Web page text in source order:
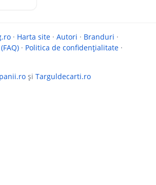
· Harta site · Autori · Branduri ·
· Politica de confidențialitate ·
și Targuldecarti.ro